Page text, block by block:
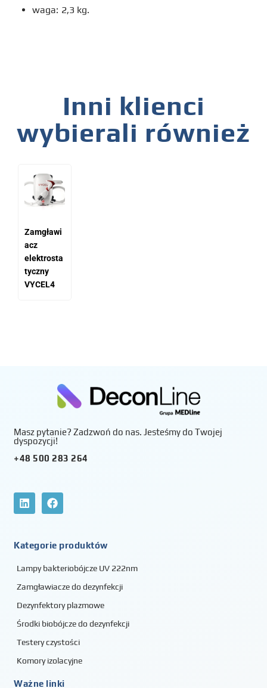
waga: 2,3 kg.
Inni klienci
wybierali również
Zamgławi
acz
elektrosta
tyczny
VYCEL4
Masz pytanie? Zadzwoń do nas. Jesteśmy do Twojej
dyspozycji!
+48 500 283 264
Kategorie produktów
Lampy bakteriobójcze UV 222nm
Zamgławiacze do dezynfekcji
Dezynfektory plazmowe
Środki biobójcze do dezynfekcji
Testery czystości
Komory izolacyjne
Ważne linki